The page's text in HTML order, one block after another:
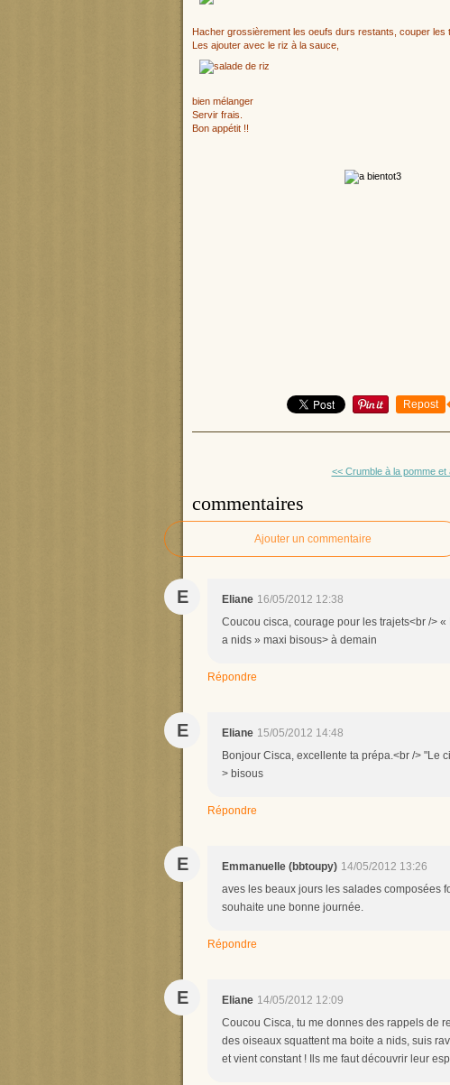
Hacher grossièrement les oeufs durs restants, couper les
Les ajouter avec le riz à la sauce,
bien mélanger
Servir frais.
Bon appétit !!
Repost
<< Crumble à la pomme et
commentaires
Ajouter un commentaire
E Eliane 16/05/2012 12:38
Coucou cisca, courage pour les trajets<br />
a nids » maxi bisous> à demain
Répondre
E Eliane 15/05/2012 14:48
Bonjour Cisca, excellente ta prépa.<br /> "Le
> bisous
Répondre
E Emmanuelle (bbtoupy) 14/05/2012 13:26
aves les beaux jours les salades composées
souhaite une bonne journée.
Répondre
E Eliane 14/05/2012 12:09
Coucou Cisca, tu me donnes des rappels de
des oiseaux squattent ma boite a nids, suis
et vient constant ! Ils me faut découvrir leur